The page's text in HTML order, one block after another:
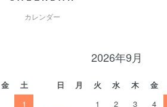
カレンダー
金
土
1
2026年9月
日 月 火 水 木 金
1
2 3 4